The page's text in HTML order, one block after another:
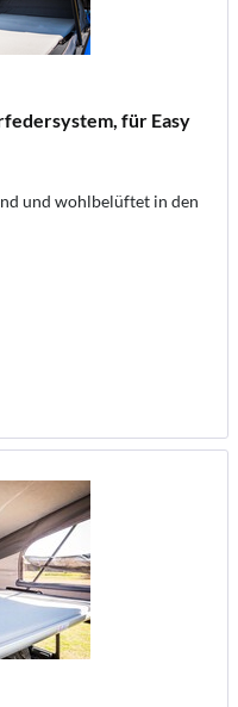
für Easy
und wohlbelüftet in den